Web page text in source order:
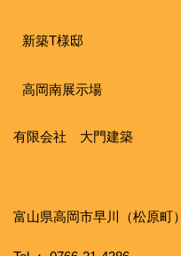
新築T様邸
高岡南展示場
有限会社 大門建築
富山県高岡市早川（松原町